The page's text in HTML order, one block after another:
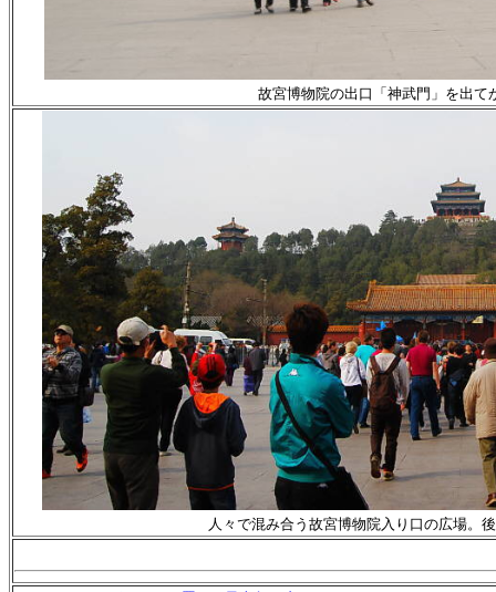
故宮博物院の出口「神武門」を出て
人々で混み合う故宮博物院入り口の広場。